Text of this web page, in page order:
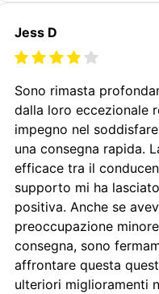
Jess D
Sono rimasta
dalla loro eccezionale
impegno nel
una consegna rapida.
efficace tra il
supporto mi ha
positiva. Anche se
preoccupazione
consegna, sono
affrontare questa
ulteriori miglioramenti